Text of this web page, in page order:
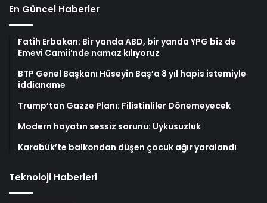
En Güncel Haberler
Fatih Erbakan: Bir yanda ABD, bir yanda YPG biz de
Emevi Camii’nde namaz kılıyoruz
BTP Genel Başkanı Hüseyin Baş’a 8 yıl hapis istemiyle
iddianame
Trump’tan Gazze Planı: Filistinliler Dönemeyecek
Modern hayatın sessiz sorunu: Uykusuzluk
Karabük’te balkondan düşen çocuk ağır yaralandı
Teknoloji Haberleri